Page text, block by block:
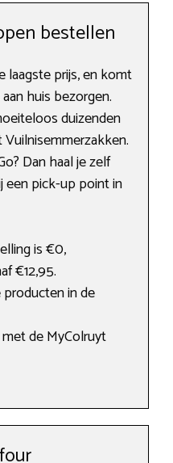
bestellen
laagste prijs, en komt
huis bezorgen.
duizenden
Dan haal je zelf
een pick-up point in
is €0,
€12,95.
in de
de MyColruyt